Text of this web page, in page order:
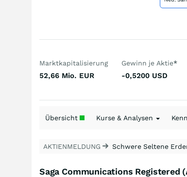
Marktkapitalisierung
52,66 Mio. EUR
Gewinn je Aktie*
-0,5200 USD
Übersicht Kurse & Analysen
AKTIENMELDUNG Schwere Seltene
Saga Communications Registered